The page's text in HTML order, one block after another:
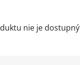
nie je dostupný